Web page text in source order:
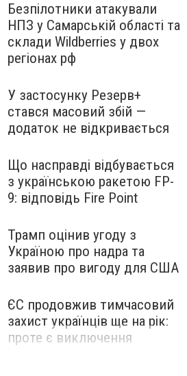
Безпілотники атакували
НПЗ у Самарській області та
склади Wildberries у двох
регіонах рф
У застосунку Резерв+
стався масовий збій —
додаток не відкривається
Що насправді відбувається
з українською ракетою FP-
9: відповідь Fire Point
Трамп оцінив угоду з
Україною про надра та
заявив про вигоду для США
ЄС продовжив тимчасовий
захист українців ще на рік:
проте є виключення